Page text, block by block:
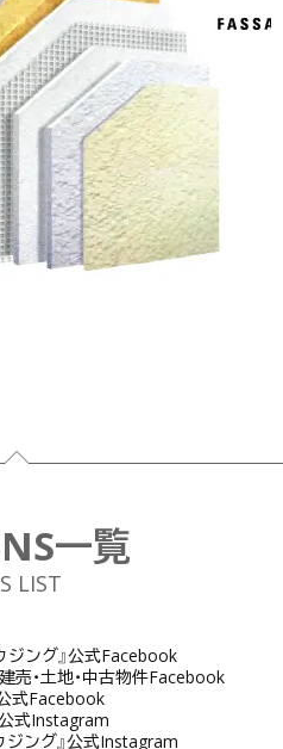
一覧
LIST
ジング』公式Facebook
売・土地・中古物件Facebook
公式Facebook
式Instagram
ジング』公式Instagram